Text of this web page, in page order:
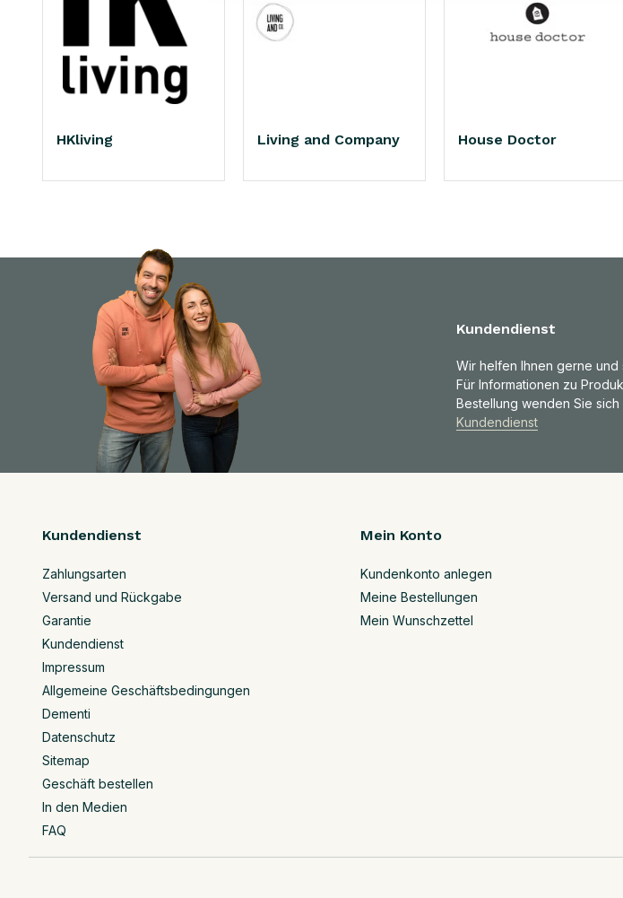
HKliving Living and Company House Doctor
Kundendienst
Wir helfen Ihnen gerne und
Für Informationen zu
Bestellung wenden Sie
Kundendienst
Kundendienst
Zahlungsarten
Versand und Rückgabe
Garantie
Kundendienst
Impressum
Allgemeine Geschäftsbedingungen
Dementi
Datenschutz
Sitemap
Geschäft bestellen
In den Medien
FAQ
Mein Konto
Kundenkonto anlegen
Meine Bestellungen
Mein Wunschzettel